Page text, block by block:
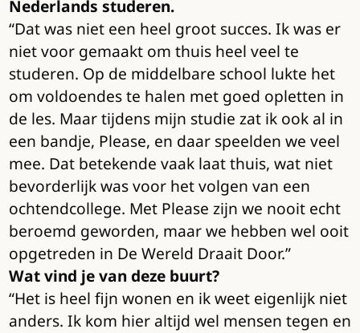
Nederlands studeren.
“Dat was niet een heel groot succes. Ik was er
niet voor gemaakt om thuis heel veel te
studeren. Op de middelbare school lukte het
om voldoendes te halen met goed opletten in
de les. Maar tijdens mijn studie zat ik ook al in
een bandje, Please, en daar speelden we veel
mee. Dat betekende vaak laat thuis, wat niet
bevorderlijk was voor het volgen van een
ochtendcollege. Met Please zijn we nooit echt
beroemd geworden, maar we hebben wel ooit
opgetreden in De Wereld Draait Door.”
Wat vind je van deze buurt?
“Het is heel fijn wonen en ik weet eigenlijk niet
anders. Ik kom hier altijd wel mensen tegen en